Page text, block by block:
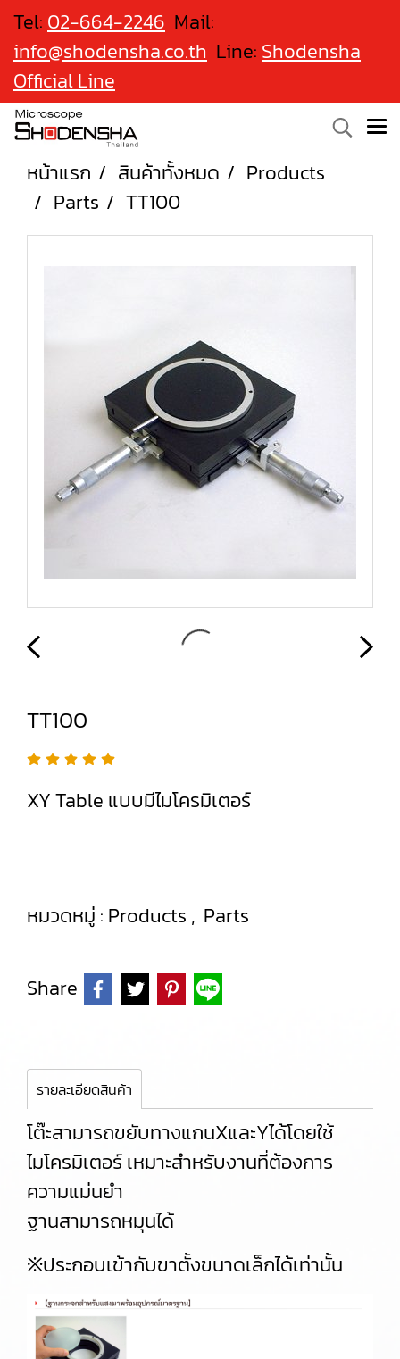
Tel: 02-664-2246 Mail:
info@shodensha.co.th Line: Shodensha
Official Line
หน้าแรก สินค้าทั้งหมด
Products
Parts
TT100
TT100
XY Table แบบมีไมโครมิเตอร์
หมวดหมู่ : Products , Parts
Share
รายละเอียดสินค้า
โต๊ะสามารถขยับทางแกนXและYได้โดยใช้
ไมโครมิเตอร์ เหมาะสำหรับงานที่ต้องการ
ความแม่นยำ
ฐานสามารถหมุนได้
※ประกอบเข้ากับขาตั้งขนาดเล็กได้เท่านั้น